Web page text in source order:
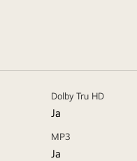
Dolby Tru HD
Ja
MP3
Ja